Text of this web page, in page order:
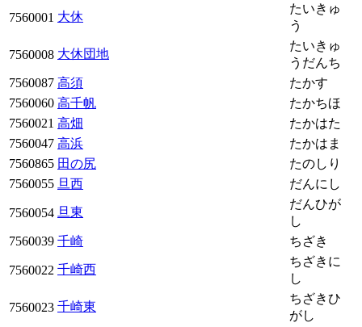
7560001 大休
たいきゅ
う
7560008 大休団地
たいきゅ
うだんち
7560087 高須
たかす
7560060 高千帆
たかちほ
7560021 高畑
たかはた
7560047 高浜
たかはま
7560865 田の尻
たのしり
7560055 旦西 だんにし
7560054 旦東
だんひが
し
7560039 千崎 ちざき
7560022 千崎西
ちざきに
し
7560023 千崎東
ちざきひ
がし